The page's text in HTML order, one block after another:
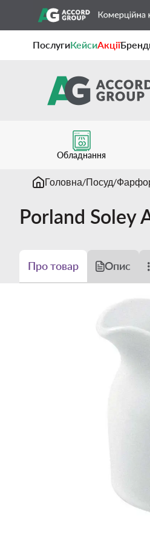
ПослугиКейсиАкції
Обладнання
Головна Посуд
Porland
Про товар Опис